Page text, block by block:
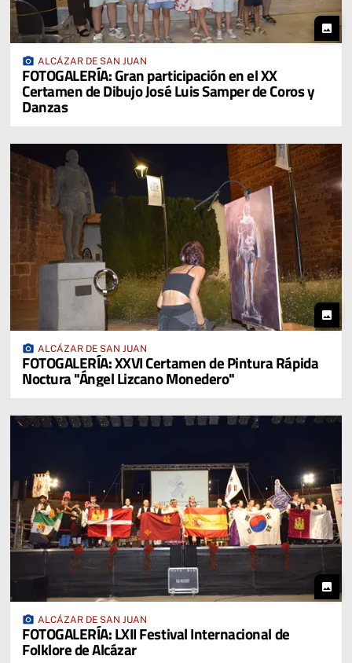
photo
photo_camera ALCÁZAR DE SAN JUAN
FOTOGALERÍA: Gran participación en el XX
Certamen de Dibujo José Luis Samper de Coros y
Danzas
photo
photo_camera ALCÁZAR DE SAN JUAN
FOTOGALERÍA: XXVI Certamen de Pintura Rápida
Noctura "Ángel Lizcano Monedero"
photo
photo_camera ALCÁZAR DE SAN JUAN
FOTOGALERÍA: LXII Festival Internacional de
Folklore de Alcázar